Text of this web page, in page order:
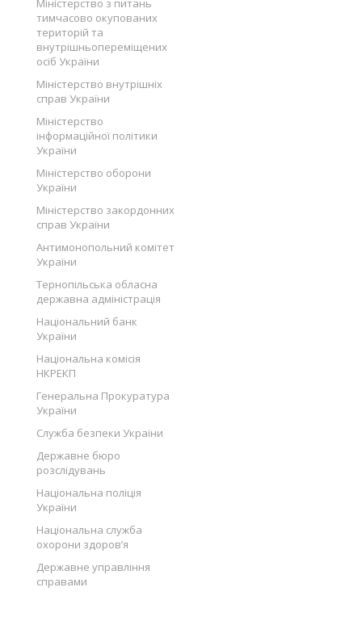
Міністерство з питань
тимчасово окупованих
територій та
внутрішньопереміщених
осіб України
Міністерство внутрішніх
справ України
Міністерство
інформаційної політики
України
Міністерство оборони
України
Міністерство закордонних
справ України
Антимонопольний комітет
України
Тернопільська обласна
державна адміністрація
Національний банк
України
Національна комісія
НКРЕКП
Генеральна Прокуратура
України
Служба безпеки України
Державне бюро
розслідувань
Національна поліція
України
Національна служба
охорони здоров’я
Державне управління
справами